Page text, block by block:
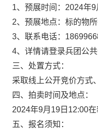
1、预展时间：2024年9
2、预展地点：标的物所
3、联系电话：
4、 详情请登录兵团公
三、处置方式：
采取线上公开竞价方式
四、拍卖时间及地点：
2024年9月 19 日 12:00在
五、报名须知 ：